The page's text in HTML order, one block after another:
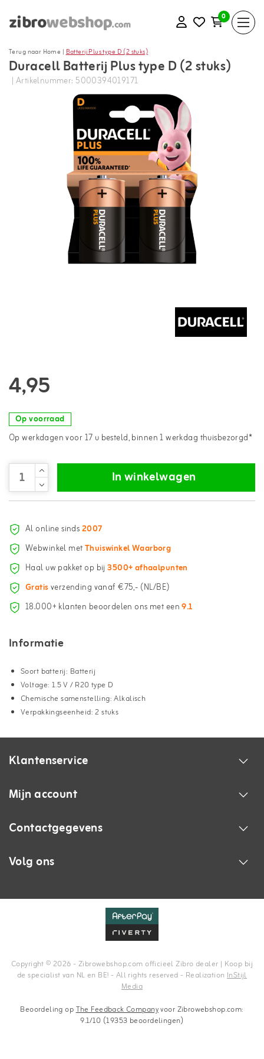
0
Terug naar Home |Batterij Plus type D (2 stuks)
Duracell Batterij Plus type D (2 stuks)
| Artikelnummer: 5000394019171
4,95
Op voorraad
Op werkdagen voor 17 u besteld, binnen 1 werkdag thuisbezorgd*
In winkelwagen
Al online sinds2007
Webwinkel metThuiswinkel Waarborg
Haal uw pakket op bij3500+ afhaalpunten
Gratisverzending vanaf €75,- (NL/BE)
18.000+ klanten beoordelen ons met een9.1
Informatie
Soort batterij: Batterij
Voltage: 1.5 V / R20 type D
Chemische samenstelling: Alkalisch
Verpakkingseenheid: 2 stuks
Klantenservice
Mijn account
Contactgegevens
Volg ons
Copyright © 2026 - Zibrowebshop.com officieel Zibro dealer | Koop bij
de specialist van NL en BE! - All rights reserved - Realization InStijl
Media
Beoordeling opThe Feedback Companyvoor Zibrowebshop.com:
9.1/10 (19353 beoordelingen)